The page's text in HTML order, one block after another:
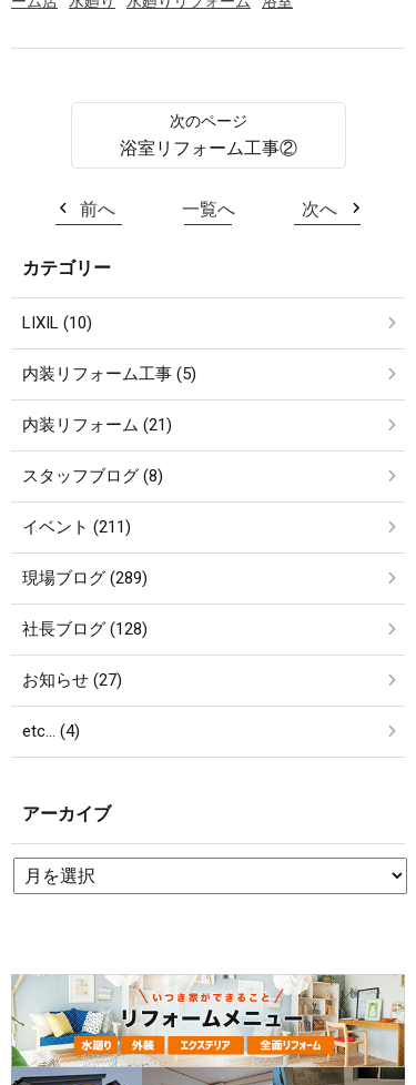
浴室リフォーム工事②
前へ 一覧へ 次へ
カテゴリー
LIXIL (10)
内装リフォーム工事 (5)
内装リフォーム (21)
スタッフブログ (8)
イベント (211)
現場ブログ (289)
社長ブログ (128)
お知らせ (27)
etc… (4)
アーカイブ